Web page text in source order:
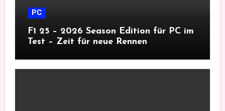
PC
F1 25 – 2026 Season Edition für PC im
Test – Zeit für neue Rennen